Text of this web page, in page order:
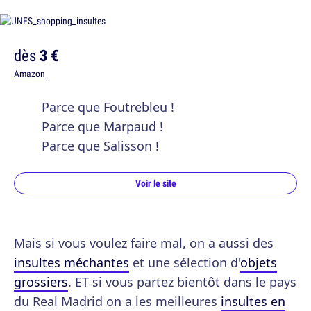
dès3 €
Amazon
Parce que Foutrebleu !
Parce que Marpaud !
Parce que Salisson !
Voir le site
Mais si vous voulez faire mal, on a aussi des
insultes méchantes et une sélection d'objets
grossiers. ET si vous partez bientôt dans le pays
du Real Madrid on a les meilleures insultes en